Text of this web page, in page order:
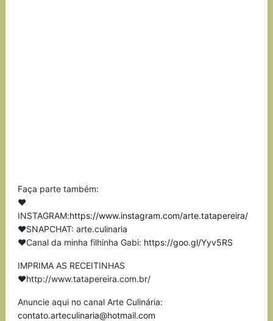
Faça parte também:
❤
INSTAGRAM:https://www.instagram.com/arte.tatapereira/
❤SNAPCHAT: arte.culinaria
❤Canal da minha filhinha Gabi: https://goo.gl/Yyv5RS
IMPRIMA AS RECEITINHAS
❤http://www.tatapereira.com.br/
Anuncie aqui no canal Arte Culinária:
contato.arteculinaria@hotmail.com